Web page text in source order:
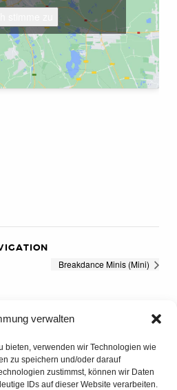
verwalten
bieten, verwenden wir Technologien wie
zu speichern und/oder darauf
zustimmst, können wir Daten
IDs auf dieser Website verarbeiten.
Breakdance Minis (Mini)